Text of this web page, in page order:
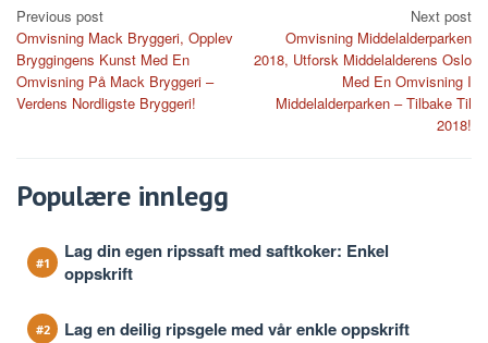
Post
navigation
Previous post
Omvisning Mack Bryggeri, Opplev
Bryggingens Kunst Med En
Omvisning På Mack Bryggeri –
Verdens Nordligste Bryggeri!
Next post
Omvisning Middelalderparken
2018, Utforsk Middelalderens Oslo
Med En Omvisning I
Middelalderparken – Tilbake Til
2018!
Populære innlegg
Lag din egen ripssaft med saftkoker: Enkel
oppskrift
Lag en deilig ripsgele med vår enkle oppskrift